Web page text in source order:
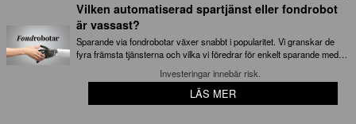
Faktagranskat innehåll
Den här artikeln är korrekturläst och faktagranskad avKristoffer
på Börskollen den3 augusti 2026. Medarbetarna på Börskollen
har lång erfarenhet av det aktuella ämnet.
😊 Full koll på snacket kring dina bolag
Vilken automatiserad spartjänst eller fondrobot
är vassast?
Sparande via fondrobotar växer snabbt i popularitet. Vi granskar de
fyra främsta tjänsterna och vilka vi föredrar för enkelt sparande med
Investeringar innebär risk.
LÄS MER